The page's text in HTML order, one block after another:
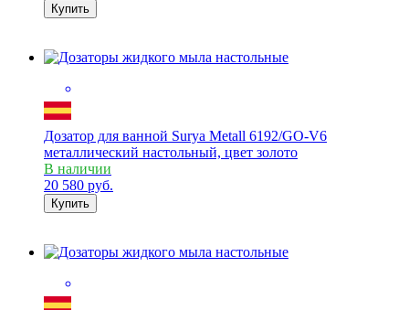
Купить
Дозатор для ванной Surya Metall 6192/GO-V6
металлический настольный, цвет золото
В наличии
20 580 руб.
Купить